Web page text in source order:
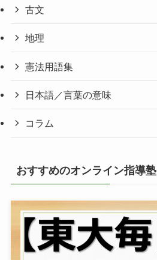
古文
地理
憲法用語集
日本語／言葉の意味
コラム
おすすめのオンライン指導塾